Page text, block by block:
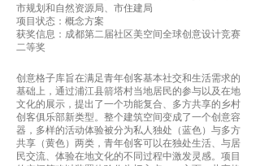
市规划和自然资源局、市住建局
项目状态：概念方案
获奖信息：成都第二届社区美空间全球创意设计竞赛
二等奖
创意格子库旨在满足青年创客基本社交和生活需求的
基础上，通过浦江县箭塔村当地居民的参与以及在地
文化的展示，提出了一个功能复合、多方共享的乡村
创客俱乐部新类型。整个建筑空间变成了一个创意容
器，多样的活动体验被分为私人独处（蓝色）与多方
共享（黄色）两类，青年创客可以在独处生活、与居
民交流、体验在地文化的不同过程中激发灵感。项目